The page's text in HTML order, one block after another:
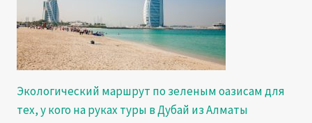
Экологический маршрут по зеленым оазисам для
тех, у кого на руках туры в Дубай из Алматы